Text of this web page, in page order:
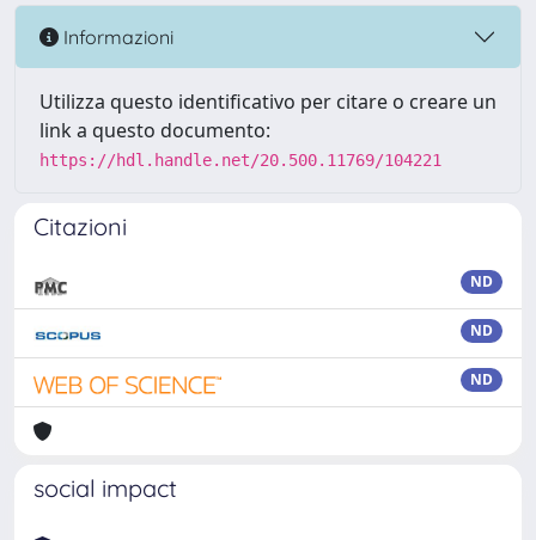
Informazioni
Utilizza questo identificativo per citare o creare un
link a questo documento:
https://hdl.handle.net/20.500.11769/104221
Citazioni
ND
ND
ND
social impact